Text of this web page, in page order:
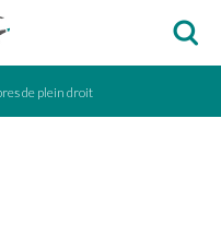
de plein droit